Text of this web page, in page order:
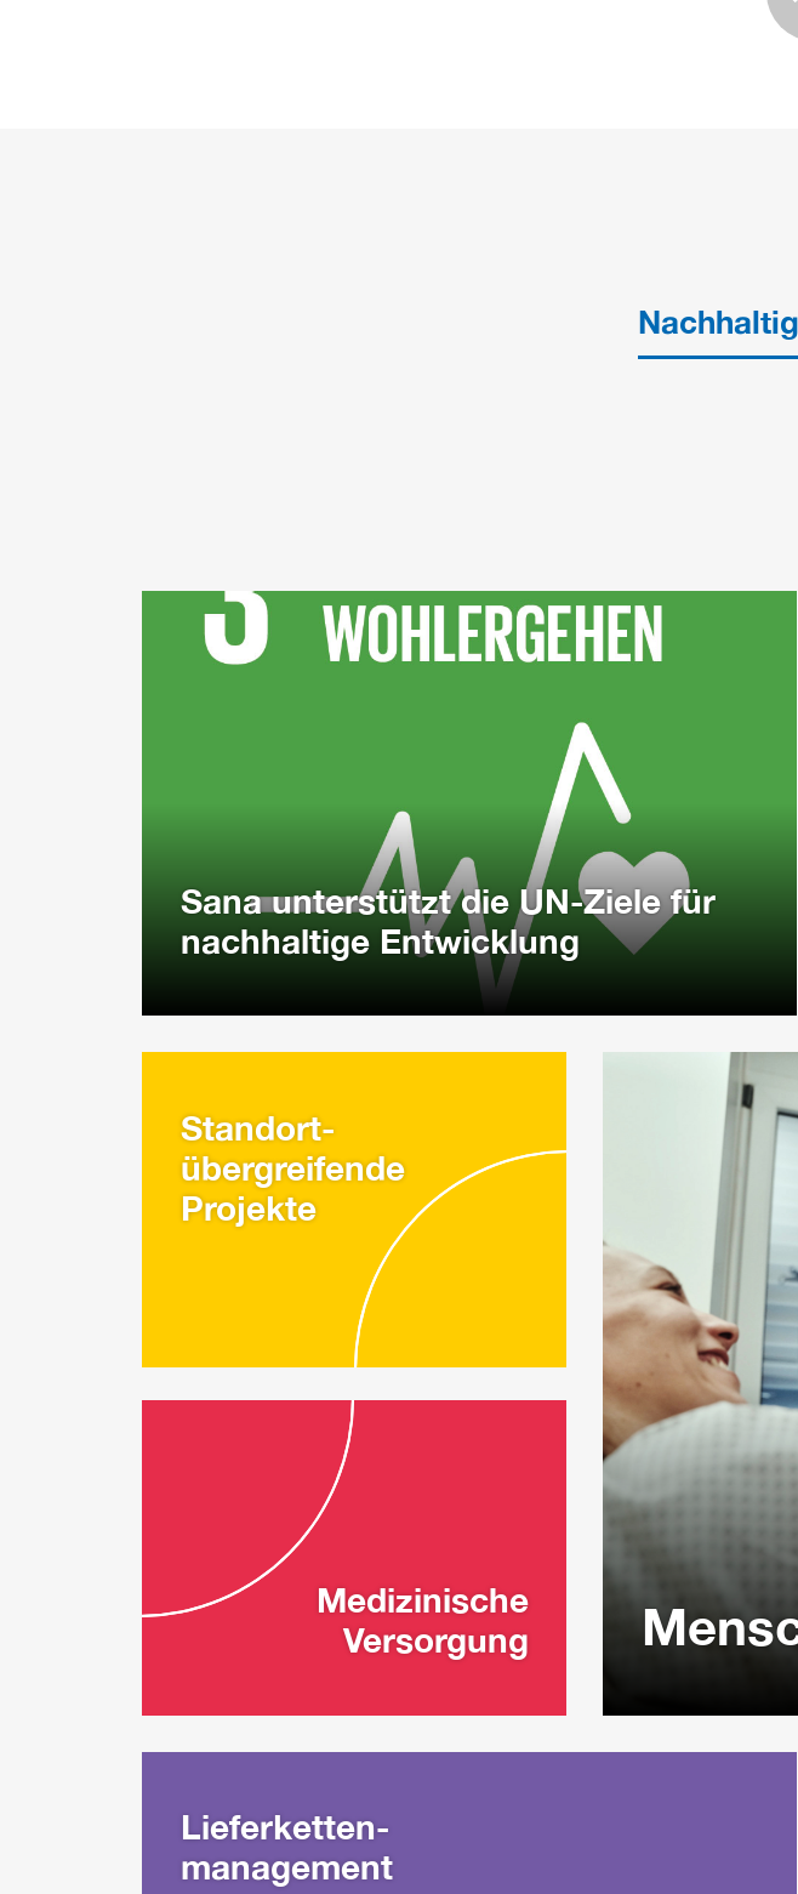
Sana unterstützt die UN-Ziele für
nachhaltige Entwicklung
Standort-
übergreifende
Projekte
Medizinische
Versorgung
Lieferketten-
management